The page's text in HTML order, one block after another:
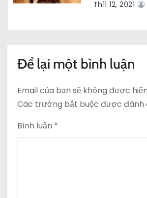
Th11 12, 2021
Để lại một bình luận
Email của bạn sẽ không được
Các trường bắt buộc được đánh
Bình luận *